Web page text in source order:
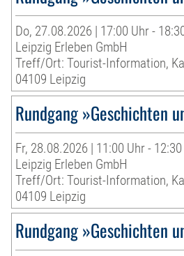
Do, 27.08.2026 | 17:00 Uhr -
Leipzig Erleben GmbH
Treff/Ort: Tourist-Information,
04109 Leipzig
Rundgang »Geschichten
Fr, 28.08.2026 | 11:00 Uhr -
Leipzig Erleben GmbH
Treff/Ort: Tourist-Information,
04109 Leipzig
Rundgang »Geschichten